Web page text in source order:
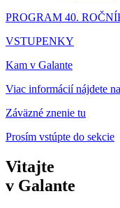
PROGRAM 40.
VSTUPENKY
Kam v Galante
Viac informácií nájdete
Záväzné znenie tu
Prosím vstúpte do sekcie
Vitajte
v Galante